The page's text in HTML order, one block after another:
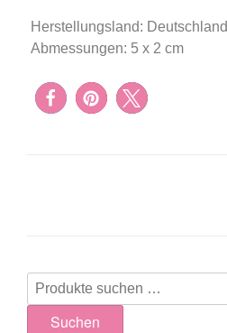
Herstellungsland: Deutschland
Abmessungen: 5 x 2 cm
Suchen
nach:
Suchen